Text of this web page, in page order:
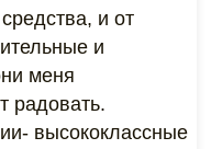
и от
и
меня
радовать.
высококлассные